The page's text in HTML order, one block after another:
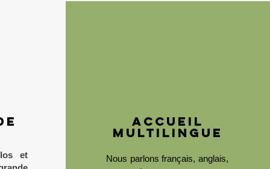
et
accueil
multilingue
Nous parlons français, anglais,